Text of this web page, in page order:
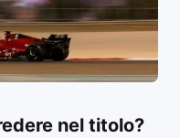
nel titolo?